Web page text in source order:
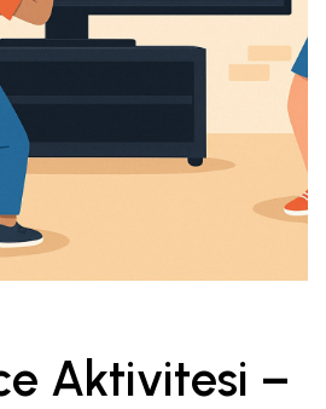
Aktivitesi –